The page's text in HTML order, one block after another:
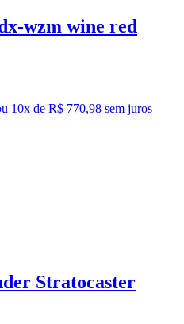
wzm wine red
10x de R$ 770,98 sem juros
Stratocaster